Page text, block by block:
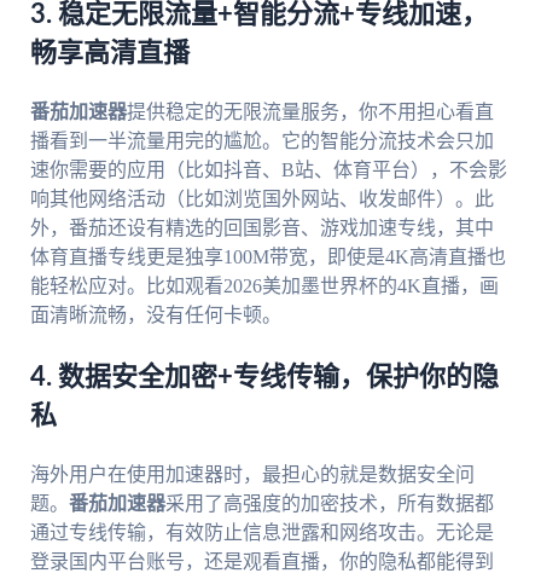
3. 稳定无限流量+智能分流+专线加速，
畅享高清直播
番茄加速器提供稳定的无限流量服务，你不用担心看直
播看到一半流量用完的尴尬。它的智能分流技术会只加
速你需要的应用（比如抖音、B站、体育平台），不会影
响其他网络活动（比如浏览国外网站、收发邮件）。此
外，番茄还设有精选的回国影音、游戏加速专线，其中
体育直播专线更是独享100M带宽，即使是4K高清直播也
能轻松应对。比如观看2026美加墨世界杯的4K直播，画
面清晰流畅，没有任何卡顿。
4. 数据安全加密+专线传输，保护你的隐
私
海外用户在使用加速器时，最担心的就是数据安全问
题。 番茄加速器采用了高强度的加密技术，所有数据都
通过专线传输，有效防止信息泄露和网络攻击。无论是
登录国内平台账号，还是观看直播，你的隐私都能得到